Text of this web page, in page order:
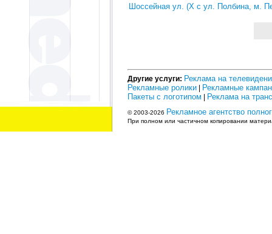
Шоссейная ул. (Х с ул. Полбина, м.
Другие услуги: Реклама на
Рекламные ролики
Рекламные
Пакеты с логотипом
Реклама на
© 2003-2026 Рекламное агентство
При полном или частичном копировании